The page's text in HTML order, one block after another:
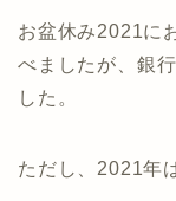
お盆休み2021に
べましたが、銀
した。
ただし、2021年